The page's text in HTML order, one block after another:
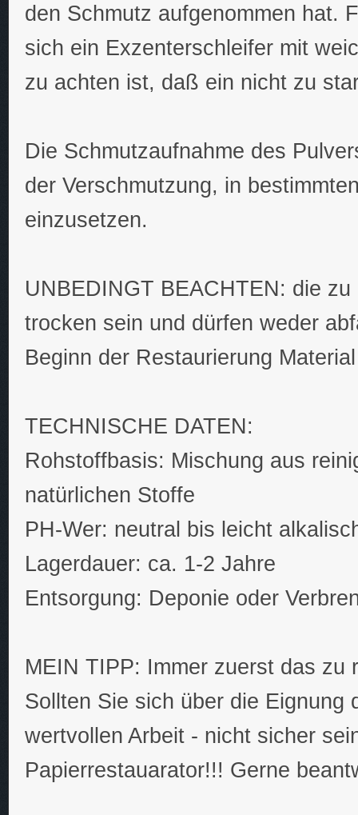
den Schmutz aufgenommen hat.
sich ein Exzenterschleifer mit
zu achten ist, daß ein nicht zu
Die Schmutzaufnahme des
der Verschmutzung, in
einzusetzen.
UNBEDINGT BEACHTEN: die
trocken sein und dürfen weder
Beginn der Restaurierung
TECHNISCHE DATEN:
Rohstoffbasis: Mischung aus
natürlichen Stoffe
PH-Wer: neutral bis leicht
Lagerdauer: ca. 1-2 Jahre
Entsorgung: Deponie oder
MEIN TIPP: Immer zuerst das zu
Sollten Sie sich über die
wertvollen Arbeit - nicht sicher
Papierrestauarator!!! Gerne